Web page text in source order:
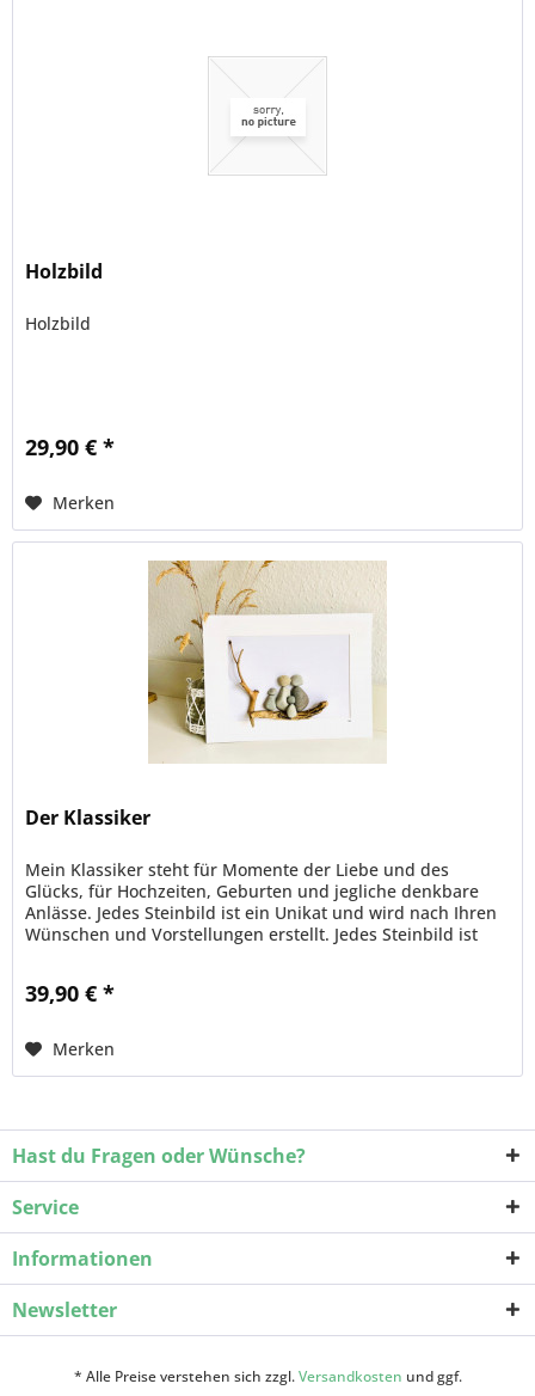
Holzbild
Holzbild
29,90 € *
Merken
Der Klassiker
Mein Klassiker steht für Momente der Liebe und des
Glücks, für Hochzeiten, Geburten und jegliche denkbare
Anlässe. Jedes Steinbild ist ein Unikat und wird nach Ihren
Wünschen und Vorstellungen erstellt. Jedes Steinbild ist
39,90 € *
Merken
Hast du Fragen oder Wünsche?
Service
Informationen
Newsletter
* Alle Preise verstehen sich zzgl.Versandkosten und ggf.